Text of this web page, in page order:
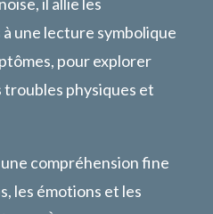
il allie les
une lecture symbolique
pour explorer
troubles physiques et
compréhension fine
les émotions et les